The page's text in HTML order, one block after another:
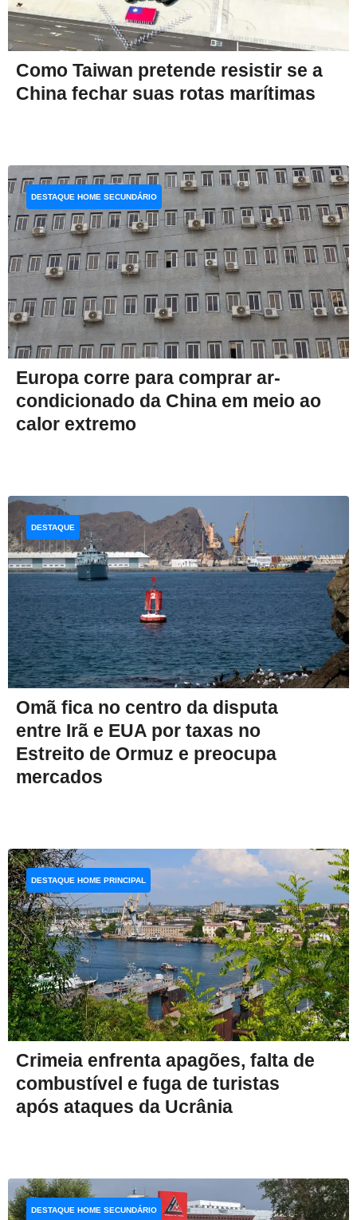
Como Taiwan pretende resistir se a
China fechar suas rotas marítimas
Europa corre para comprar ar-
condicionado da China em meio ao
calor extremo
DESTAQUE HOME SECUNDÁRIO
Omã fica no centro da disputa
entre Irã e EUA por taxas no
Estreito de Ormuz e preocupa
mercados
DESTAQUE
Crimeia enfrenta apagões, falta de
combustível e fuga de turistas
após ataques da Ucrânia
DESTAQUE HOME PRINCIPAL
DESTAQUE HOME SECUNDÁRIO